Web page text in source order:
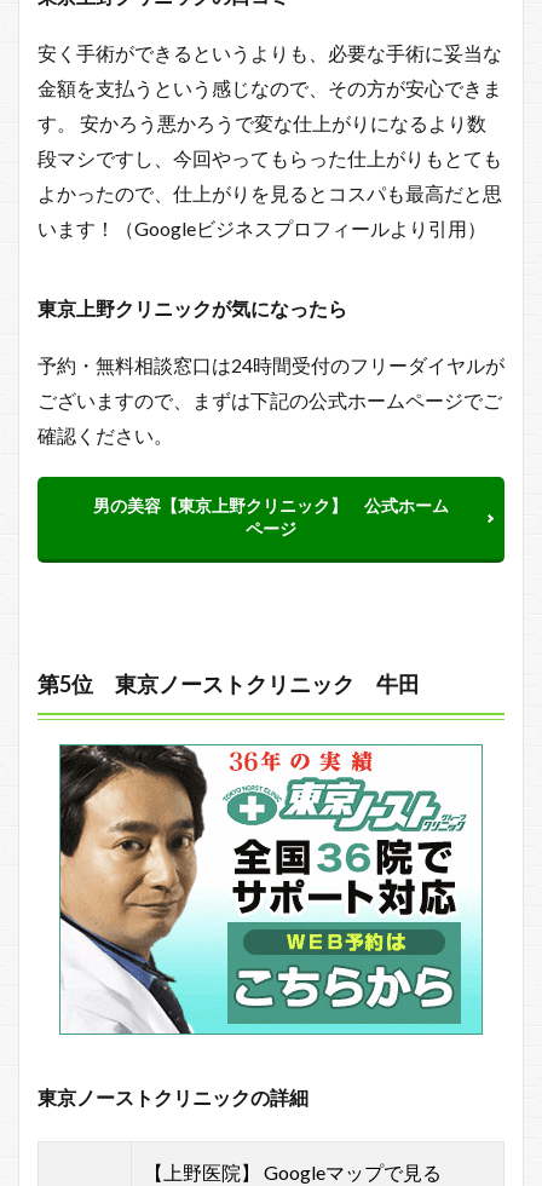
安く手術ができるというよりも、必要な手術に妥当な
金額を支払うという感じなので、その方が安心できま
す。 安かろう悪かろうで変な仕上がりになるより数
段マシですし、今回やってもらった仕上がりもとても
よかったので、仕上がりを見るとコスパも最高だと思
います！（Googleビジネスプロフィールより引用）
東京上野クリニックが気になったら
予約・無料相談窓口は24時間受付のフリーダイヤルが
ございますので、まずは下記の公式ホームページでご
確認ください。
男の美容【東京上野クリニック】 公式ホーム
ページ
第5位 東京ノーストクリニック 牛田
東京ノーストクリニックの詳細
【上野医院】 Googleマップで見る